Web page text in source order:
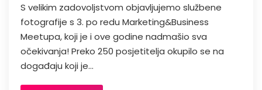
S velikim zadovoljstvom objavljujemo službene
fotografije s 3. po redu Marketing&Business
Meetupa, koji je i ove godine nadmašio sva
očekivanja! Preko 250 posjetitelja okupilo se na
događaju koji je...